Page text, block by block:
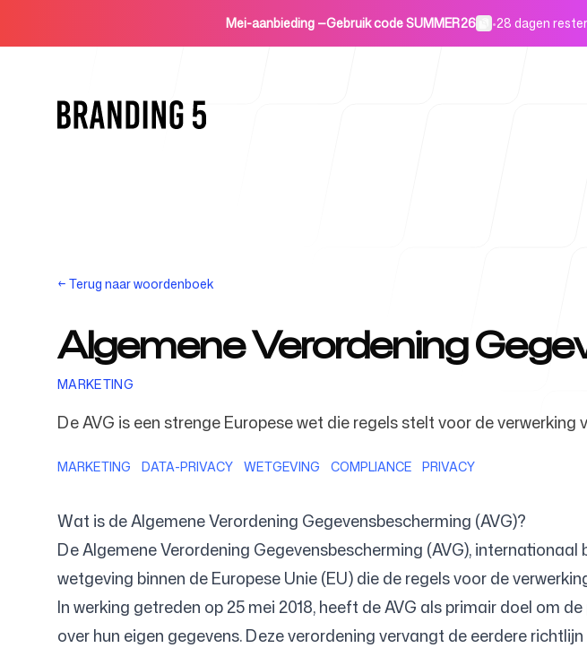
Mei-aanbieding —Gebruik code SUMMER26 •28 dagen
Voor agentschappen
Gratis hulpmiddelen
← Terug naar woordenboek
Algemene Verordening
MARKETING
De AVG is een strenge Europese wet die regels stelt voor de
MARKETING DATA-PRIVACY WETGEVING COMPLIANCE PRIVACY
Wat is de Algemene Verordening Gegevensbescherming (AVG)?
De Algemene Verordening Gegevensbescherming (AVG),
wetgeving binnen de Europese Unie (EU) die de regels voor de
In werking getreden op 25 mei 2018, heeft de AVG als primair doel om
over hun eigen gegevens. Deze verordening vervangt de eerdere